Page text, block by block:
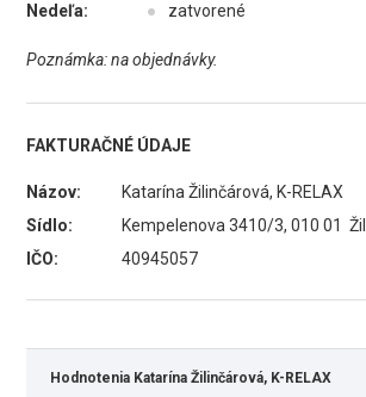
Nedeľa:
● zatvorené
Poznámka: na objednávky.
FAKTURAČNÉ ÚDAJE
Názov:
Katarína Žilinčárová, K-RELAX
Sídlo:
Kempelenova 3410/3, 010 01
IČO:
40945057
Hodnotenia Katarína Žilinčárová, K-RELAX